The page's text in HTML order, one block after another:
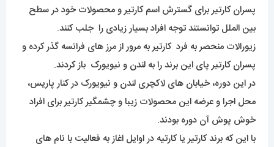
پسران کارتیر برای گسترش اسم کارتیر و محصولات خود در سطح
بین الملل توانستند توجه افراد بسیار زیادی را جلب کنند.
زیورالات منحصر به فرد کارتیر به مرور از مرز های فرانسه گذر کرده و
پسران کارتیر پای این برند را به لندن و نیویورک باز کردند.
در این دوره، خیابان های لاکچری لندن و نیویورک در کنار پاریس،
محل اجرا و عرضه این محصولات زیبا و چشمگیر کارتیر برای افراد
خوش پوش آن دوره بودند.
با این که برند کارتیر یا کارتیه در اوایل اغاز به فعالیت با نام های